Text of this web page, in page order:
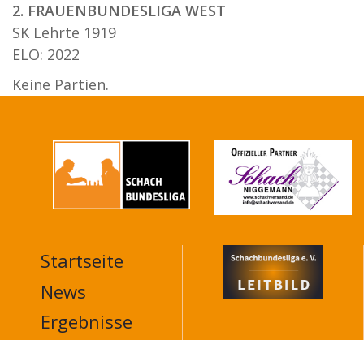
2. FRAUENBUNDESLIGA WEST
SK Lehrte 1919
ELO: 2022
Keine Partien.
MAIN
NAVIGATION
FOOTER
Startseite
News
Ergebnisse